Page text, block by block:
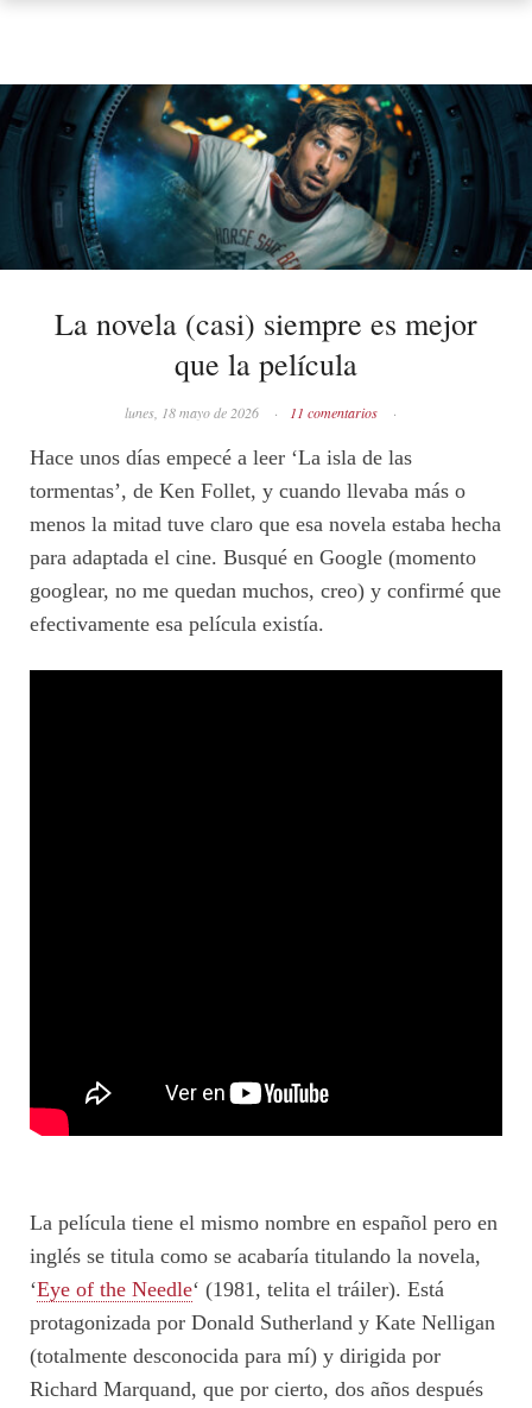
La novela (casi) siempre es mejor
que la película
lunes, 18 mayo de 2026 · 11 comentarios ·
Hace unos días empecé a leer ‘La isla de las
tormentas’, de Ken Follet, y cuando llevaba más o
menos la mitad tuve claro que esa novela estaba hecha
para adaptada el cine. Busqué en Google (momento
googlear, no me quedan muchos, creo) y confirmé que
efectivamente esa película existía.
La película tiene el mismo nombre en español pero en
inglés se titula como se acabaría titulando la novela,
‘Eye of the Needle‘ (1981, telita el tráiler). Está
protagonizada por Donald Sutherland y Kate Nelligan
(totalmente desconocida para mí) y dirigida por
Richard Marquand, que por cierto, dos años después